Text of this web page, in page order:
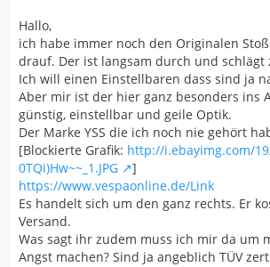
Hallo,
ich habe immer noch den Originalen
drauf. Der ist langsam durch und schlägt
Ich will einen Einstellbaren dass sind ja
Aber mir ist der hier ganz besonders ins
günstig, einstellbar und geile Optik.
Der Marke YSS die ich noch nie gehört
[Blockierte Grafik: http://i.ebayimg.com/
0TQi)Hw~~_1.JPG
]
https://www.vespaonline.de/Link
Es handelt sich um den ganz rechts. Er
Versand.
Was sagt ihr zudem muss ich mir da um
Angst machen? Sind ja angeblich TÜV